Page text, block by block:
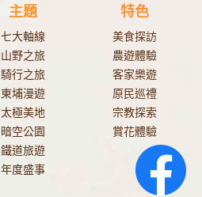
主題
七大軸線
山野之旅
騎行之旅
東埔漫遊
太極美地
暗空公園
鐵道旅遊
年度盛事
特色
美食探訪
農遊體驗
客家樂遊
原民巡禮
宗教探索
賞花體驗